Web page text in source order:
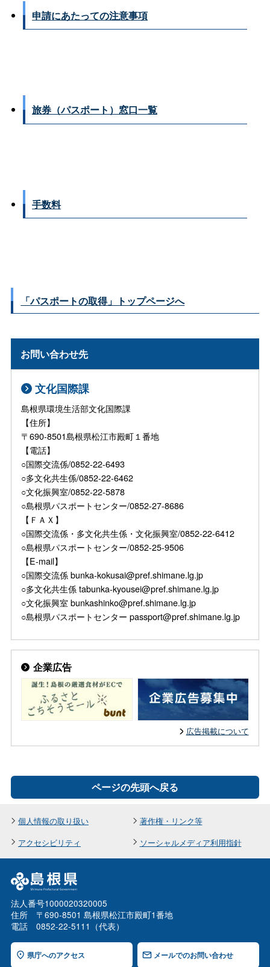
申請にあたっての注意事項
旅券（パスポート）窓口一覧
手数料
「パスポートの取得」トップページへ
お問い合わせ先
文化国際課
島根県環境生活部文化国際課
【住所】
〒690-8501島根県松江市殿町１番地
【電話】
○国際交流係/0852-22-6493
○多文化共生係/0852-22-6462
○文化振興室/0852-22-5878
○島根県パスポートセンター/0852-27-8686
【ＦＡＸ】
○国際交流係・多文化共生係・文化振興室/0852-22-6412
○島根県パスポートセンター/0852-25-9506
【E-mail】
○国際交流係 bunka-kokusai@pref.shimane.lg.jp
○多文化共生係 tabunka-kyousei@pref.shimane.lg.jp
○文化振興室 bunkashinko@pref.shimane.lg.jp
○島根県パスポートセンター passport@pref.shimane.lg.jp
企業広告
広告掲載について
ページの先頭へ戻る
個人情報の取り扱い
著作権・リンク等
アクセシビリティ
ソーシャルメディア利用指針
法人番号1000020320005
住所 〒690-8501 島根県松江市殿町1番地
電話 0852-22-5111（代表）
県庁へのアクセス メールでのお問い合わせ